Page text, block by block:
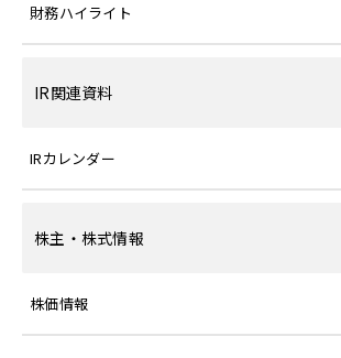
財務ハイライト
IR関連資料
IRカレンダー
株主・株式情報
株価情報